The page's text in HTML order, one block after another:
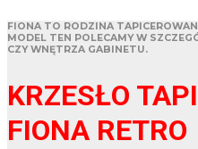
FIONA TO RODZINA
MODEL TEN POLECAMY W
CZY WNĘTRZA GABINETU.
KRZESŁO
FIONA RETRO